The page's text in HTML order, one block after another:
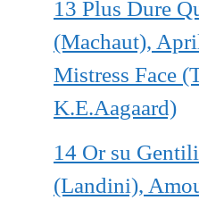
13 Plus Dure
(Machaut),
Mistress Face
K.E.Aagaard)
14 Or su
(Landini),